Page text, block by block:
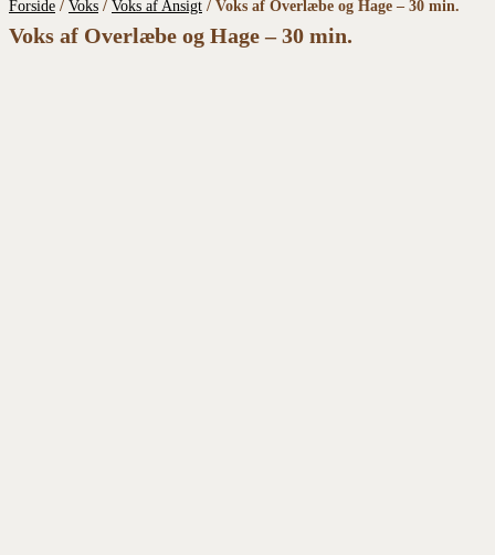
Forside / Voks / Voks af Ansigt / Voks af Overlæbe og Hage – 30 min.
Voks af Overlæbe og Hage – 30 min.